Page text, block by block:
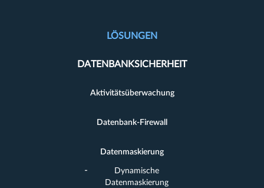
LÖSUNGEN
DATENBANKSICHERHEIT
Aktivitätsüberwachung
Datenbank-Firewall
Datenmaskierung
Dynamische
Datenmaskierung